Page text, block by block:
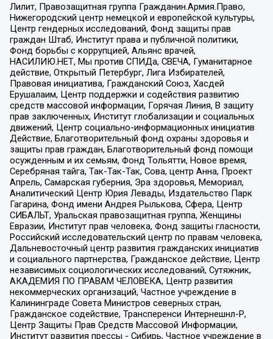
Лилит, Правозащитная группа Гражданин.Армия.Право,
Нижегородский центр немецкой и европейской культуры,
Центр гендерных исследований, Фонд защиты прав
граждан Штаб, Институт права и публичной политики,
Фонд борьбы с коррупцией, Альянс врачей,
НАСИЛИЮ.НЕТ, Мы против СПИДа, СВЕЧА, Гуманитарное
действие, Открытый Петербург, Лига Избирателей,
Правовая инициатива, Гражданский Союз, Хасдей
Ерушалаим, Центр поддержки и содействия развитию
средств массовой информации, Горячая Линия, В защиту
прав заключенных, Институт глобализации и социальных
движений, Центр социально-информационных инициатив
Действие, Благотворительный фонд охраны здоровья и
защиты прав граждан, Благотворительный фонд помощи
осужденным и их семьям, Фонд Тольятти, Новое время,
Серебряная тайга, Так-Так-Так, Сова, центр Анна, Проект
Апрель, Самарская губерния, Эра здоровья, Мемориал,
Аналитический Центр Юрия Левады, Издательство Парк
Гагарина, Фонд имени Андрея Рылькова, Сфера, Центр
СИБАЛЬТ, Уральская правозащитная группа, Женщины
Евразии, Институт прав человека, Фонд защиты гласности,
Российский исследовательский центр по правам человека,
Дальневосточный центр развития гражданских инициатив
и социального партнерства, Гражданское действие, Центр
независимых социологических исследований, Сутяжник,
АКАДЕМИЯ ПО ПРАВАМ ЧЕЛОВЕКА, Центр развития
некоммерческих организаций, Частное учреждение в
Калининграде Совета Министров северных стран,
Гражданское содействие, Трансперенси Интернешнл-Р,
Центр Защиты Прав Средств Массовой Информации,
Институт развития прессы - Сибирь, Частное учреждение в